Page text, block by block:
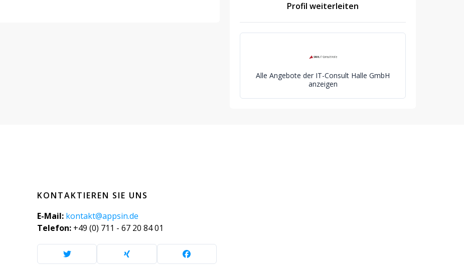
Profil weiterleiten
Alle Angebote der IT-Consult Halle GmbH
anzeigen
KONTAKTIEREN SIE UNS
E-Mail: kontakt@appsin.de
Telefon: +49 (0) 711 - 67 20 84 01